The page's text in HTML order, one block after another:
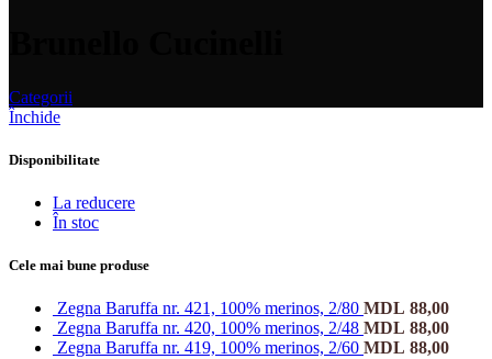
Categorii
Închide
Disponibilitate
La reducere
În stoc
Cele mai bune produse
Zegna Baruffa nr. 421, 100% merinos, 2/80 MDL 88,00
Zegna Baruffa nr. 420, 100% merinos, 2/48 MDL 88,00
Zegna Baruffa nr. 419, 100% merinos, 2/60 MDL 88,00